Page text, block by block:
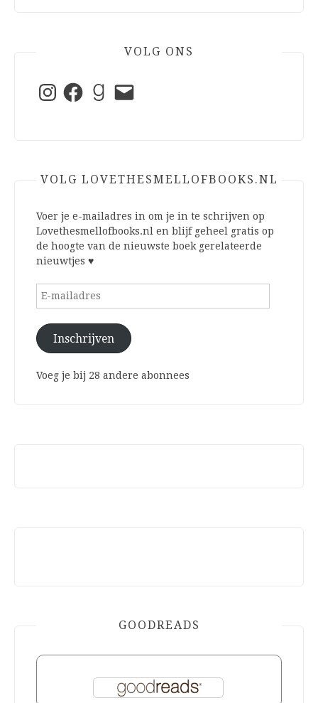
VOLG ONS
InstagramFacebookGoodreads
E-
mail
VOLG LOVETHESMELLOFBOOKS.NL
Voer je e-mailadres in om je in te schrijven op
Lovethesmellofbooks.nl en blijf geheel gratis op
de hoogte van de nieuwste boek gerelateerde
nieuwtjes ♥
E-
Inschrijven
Voeg je bij 28 andere abonnees
GOODREADS